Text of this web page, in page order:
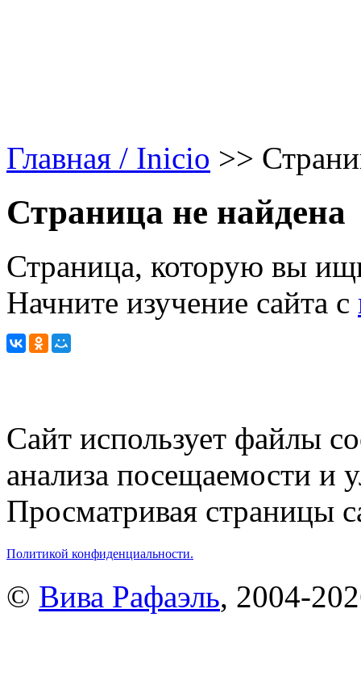
Главная / Inicio >>
Страница не найдена
Страница, которую вы
Начните изучение сайта с
Сайт использует файлы
анализа посещаемости и
Просматривая страницы
Политикой конфиденциальности.
© Вива Рафаэль, 2004-